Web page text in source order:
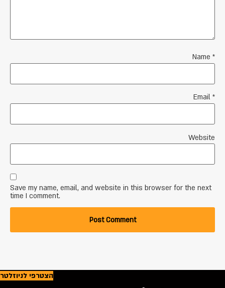
Name *
Email *
Website
Save my name, email, and website in this browser for the next
time I comment.
הצטרפי לניוזלטר